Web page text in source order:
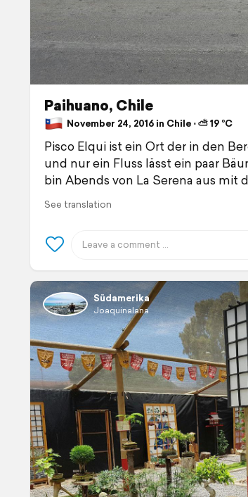
Paihuano, Chile
November 24, 2016 in Chile ⋅ ⛅ 19 °C
Pisco Elqui ist ein Ort der in den
und nur ein Fluss lässt ein paar
bin Abends von La Serena aus mit
See translation
Südamerika
Joaquinalana